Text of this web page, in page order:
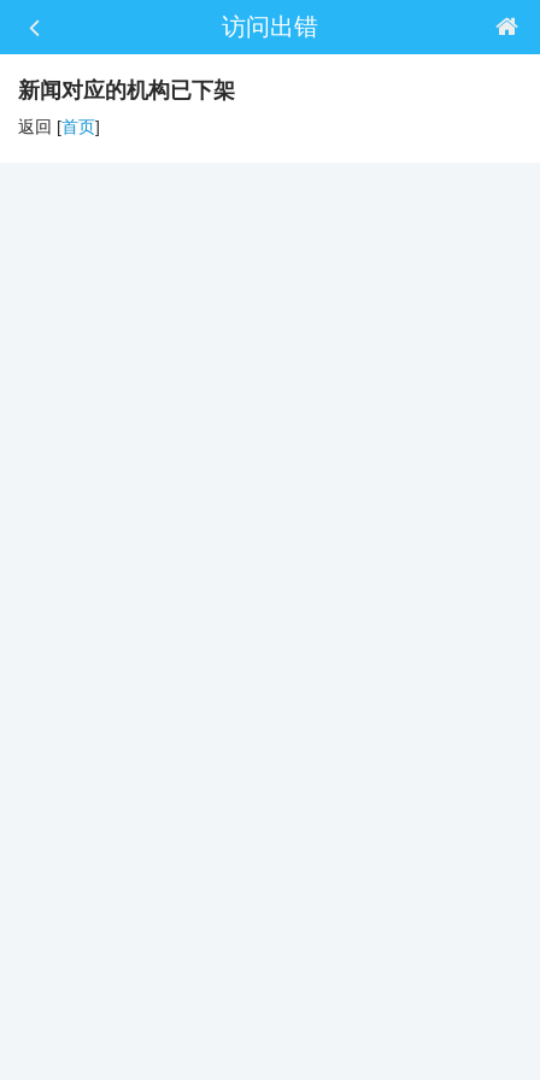
访问出错
新闻对应的机构已下架
返回 [首页]